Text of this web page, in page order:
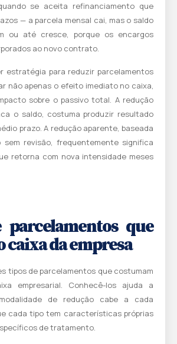
se aceita refinanciamento que
— a parcela mensal cai, mas o saldo
ou até cresce, porque os encargos
ao novo contrato.
estratégia para reduzir parcelamentos
não apenas o efeito imediato no caixa,
sobre o passivo total. A redução
o saldo, costuma produzir resultado
prazo. A redução aparente, baseada
sem revisão, frequentemente significa
retorna com nova intensidade meses
parcelamentos que
caixa da empresa
tipos de parcelamentos que costumam
empresarial. Conhecê-los ajuda a
de redução cabe a cada
cada tipo tem características próprias
de tratamento.